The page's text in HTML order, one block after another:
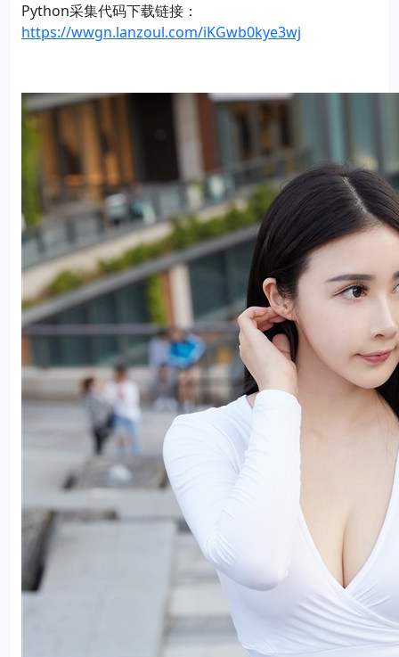
Python采集代码下载链接：
https://wwgn.lanzoul.com/iKGwb0kye3wj